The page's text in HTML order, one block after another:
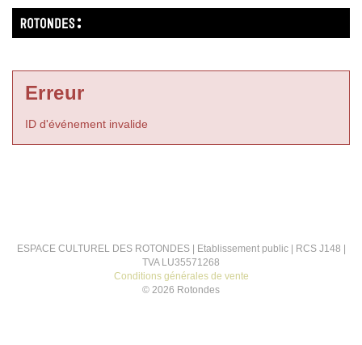
Erreur
ID d'événement invalide
ESPACE CULTUREL DES ROTONDES | Etablissement public | RCS J148 |
TVA LU35571268
Conditions générales de vente
© 2026 Rotondes